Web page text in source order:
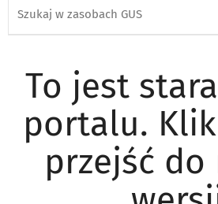
To jest
portalu.
przejść do